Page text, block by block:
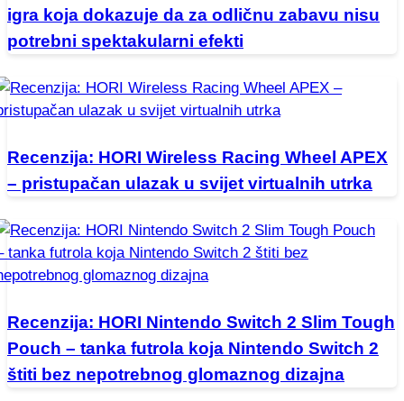
igra koja dokazuje da za odličnu zabavu nisu
potrebni spektakularni efekti
Recenzija: HORI Wireless Racing Wheel APEX
– pristupačan ulazak u svijet virtualnih utrka
Recenzija: HORI Nintendo Switch 2 Slim Tough
Pouch – tanka futrola koja Nintendo Switch 2
štiti bez nepotrebnog glomaznog dizajna